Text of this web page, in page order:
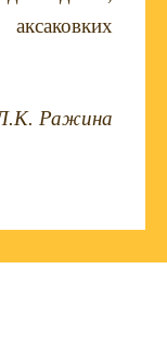
Ражина